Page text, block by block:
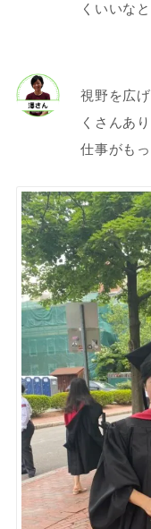
くいいな
視野を広
くさんあ
仕事がも